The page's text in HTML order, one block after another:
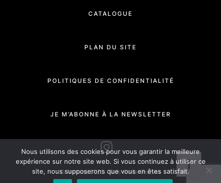
CATALOGUE
PLAN DU SITE
POLITIQUES DE CONFIDENTIALITÉ
JE M’ABONNE À LA NEWSLETTER
© Manade 2020 - Tous droits réservés
Nous utilisons des cookies pour vous garantir la meilleure
expérience sur notre site web. Si vous continuez à utiliser ce
site, nous supposerons que vous en êtes satisfait.